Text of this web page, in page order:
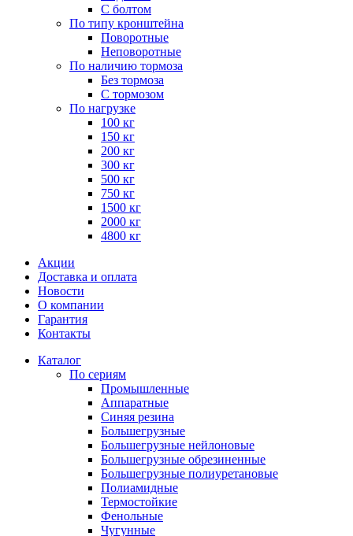
С болтом
По типу кронштейна
Поворотные
Неповоротные
По наличию тормоза
Без тормоза
С тормозом
По нагрузке
100 кг
150 кг
200 кг
300 кг
500 кг
750 кг
1500 кг
2000 кг
4800 кг
Акции
Доставка и оплата
Новости
О компании
Гарантия
Контакты
Каталог
По сериям
Промышленные
Аппаратные
Синяя резина
Большегрузные
Большегрузные нейлоновые
Большегрузные обрезиненные
Большегрузные полиуретановые
Полиамидные
Термостойкие
Фенольные
Чугунные